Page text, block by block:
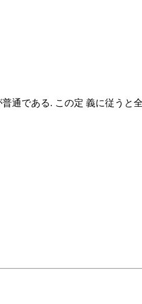
通である. この定 義に従うと